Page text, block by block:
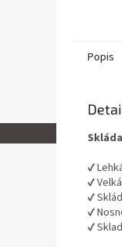
Popis
✔
✔
✔
✔
✔